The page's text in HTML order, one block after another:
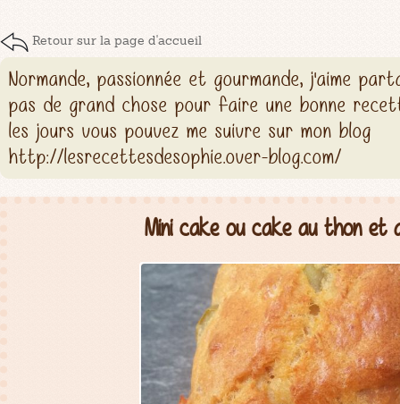
Retour sur la page d'accueil
Normande, passionnée et gourmande, j'aime
pas de grand chose pour faire une bonne
les jours vous pouvez me suivre sur mon blog
http://lesrecettesdesophie.over-blog.com/
Mini cake ou cake au thon et